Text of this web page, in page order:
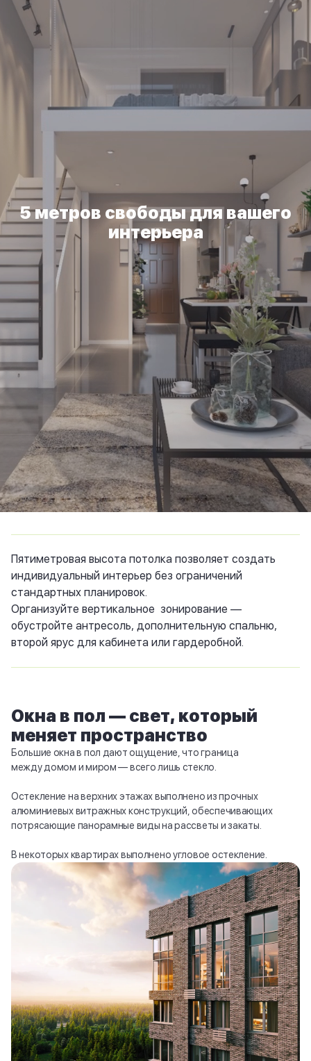
5 метров свободы для вашего
интерьера
Пятиметровая высота потолка позволяет создать
индивидуальный интерьер без ограничений
стандартных планировок.
Организуйте вертикальное зонирование —
обустройте антресоль, дополнительную спальню,
второй ярус для кабинета или гардеробной.
Окна в пол — свет, который
меняет пространство
Большие окна в пол дают ощущение, что граница
между домом и миром — всего лишь стекло.
Остекление на верхних этажах выполнено из прочных
алюминиевых витражных конструкций, обеспечивающих
потрясающие панорамные виды на рассветы и закаты.
В некоторых квартирах выполнено угловое остекление.